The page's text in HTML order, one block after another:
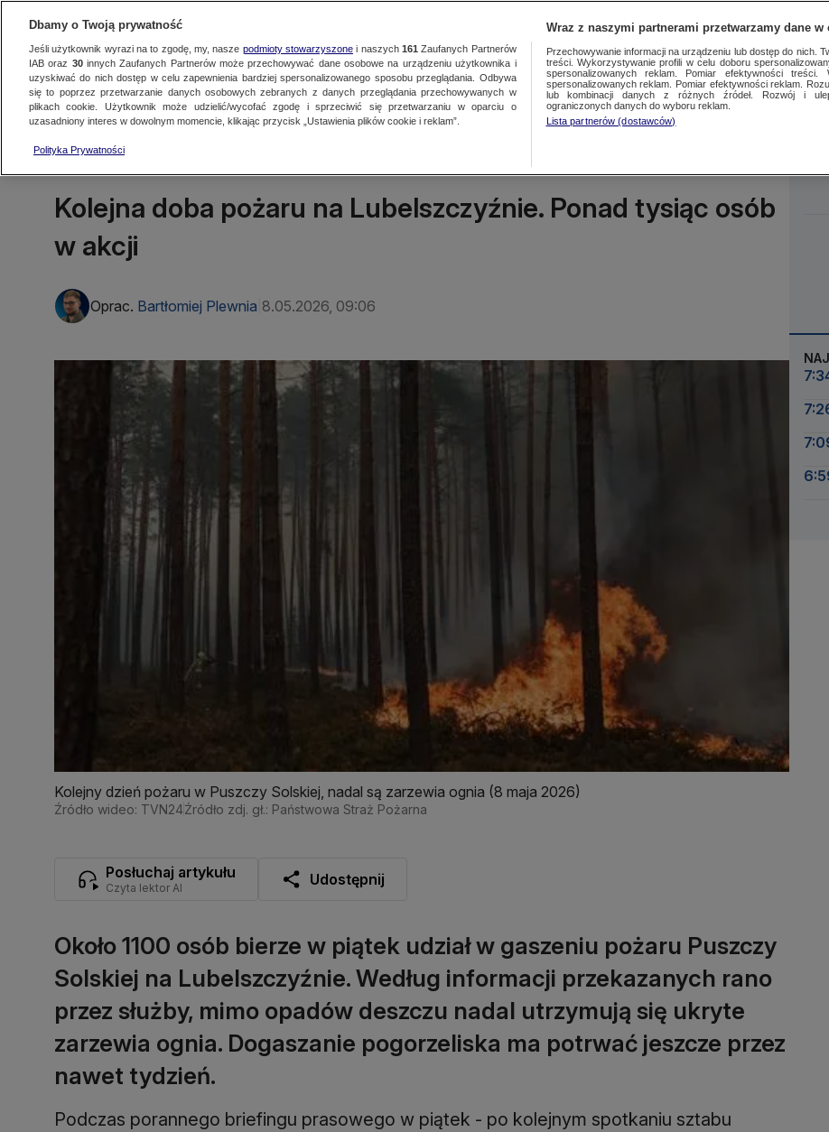
Oglądaj TVN24NajnowszeFaktyŚwiat PolskaRegionalne Więcej
Kolejna doba pożaru na Lubelszczyźnie. Ponad tysiąc osób
w akcji
Oprac. Bartłomiej Plewnia 8.05.2026, 09:06
Kolejny dzień pożaru w Puszczy Solskiej, nadal są zarzewia ognia (8 maja 2026)
Źródło wideo: TVN24Źródło zdj. gł.: Państwowa Straż Pożarna
Posłuchaj artykułu
Czyta lektor AI Udostępnij
Około 1100 osób bierze w piątek udział w gaszeniu pożaru Puszczy
Solskiej na Lubelszczyźnie. Według informacji przekazanych rano
przez służby, mimo opadów deszczu nadal utrzymują się ukryte
zarzewia ognia. Dogaszanie pogorzeliska ma potrwać jeszcze przez
nawet tydzień.
Podczas porannego briefingu prasowego w piątek - po kolejnym spotkaniu sztabu
Dbamy o Twoją prywatność
Jeśli użytkownik wyrazi na to zgodę, my, nasze podmioty stowarzyszonei naszych 161 Zaufanych Partnerów
IAB oraz 30innych Zaufanych Partnerów może przechowywać dane osobowe na urządzeniu użytkownika i
uzyskiwać do nich dostęp w celu zapewnienia bardziej spersonalizowanego sposobu przeglądania. Odbywa
się to poprzez przetwarzanie danych osobowych zebranych z danych przeglądania przechowywanych w
plikach cookie. Użytkownik może udzielić/wycofać zgodę i sprzeciwić się przetwarzaniu w oparciu o
uzasadniony interes w dowolnym momencie, klikając przycisk „Ustawienia plików cookie i reklam”.
Polityka Prywatności
Wraz z naszymi partnerami przetwarzamy dane w
Przechowywanie informacji na urządzeniu lub dostęp do nich.
treści. Wykorzystywanie profili w celu doboru
spersonalizowanych reklam. Pomiar efektywności
spersonalizowanych reklam. Pomiar efektywności reklam.
lub kombinacji danych z różnych źródeł. Rozwój i
ograniczonych danych do wyboru reklam.
Lista partnerów (dostawców)